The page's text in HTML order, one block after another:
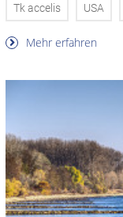
Tk accelis USA
Mehr erfahren